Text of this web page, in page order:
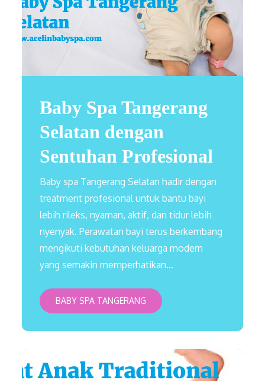
Baby Spa Tangerang
Selatan dengan
Sentuhan Profesional
Baby spa Tangerang Selatan hadir dengan
treatment profesional untuk bantu bayi
lebih rileks, nyaman, aktif, dan tidur lebih
nyenyak. Perawatan bayi terus berkembang
mengikuti kebutuhan keluarga modern
yang semakin memperhatikan…
BABY SPA TANGERANG